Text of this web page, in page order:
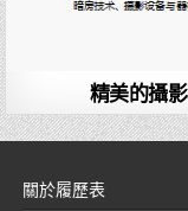
精美的攝
關於履歷表